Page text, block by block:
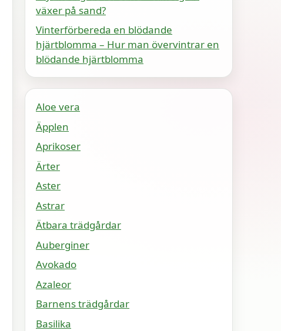
växer på sand?
Vinterförbereda en blödande
hjärtblomma – Hur man övervintrar en
blödande hjärtblomma
Aloe vera
Äpplen
Aprikoser
Ärter
Aster
Astrar
Ätbara trädgårdar
Auberginer
Avokado
Azaleor
Barnens trädgårdar
Basilika